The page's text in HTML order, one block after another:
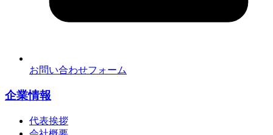
お問い合わせフォーム
企業情報
代表挨拶